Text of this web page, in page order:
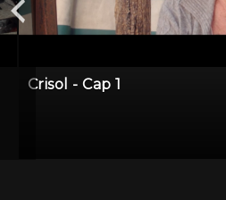
Crisol - Cap 1